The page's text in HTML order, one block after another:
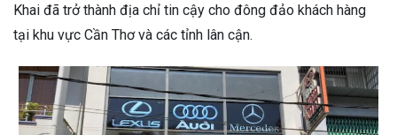
Khai đã trở thành địa chỉ tin cậy cho đông đảo khách hàng
tại khu vực Cần Thơ và các tỉnh lân cận.